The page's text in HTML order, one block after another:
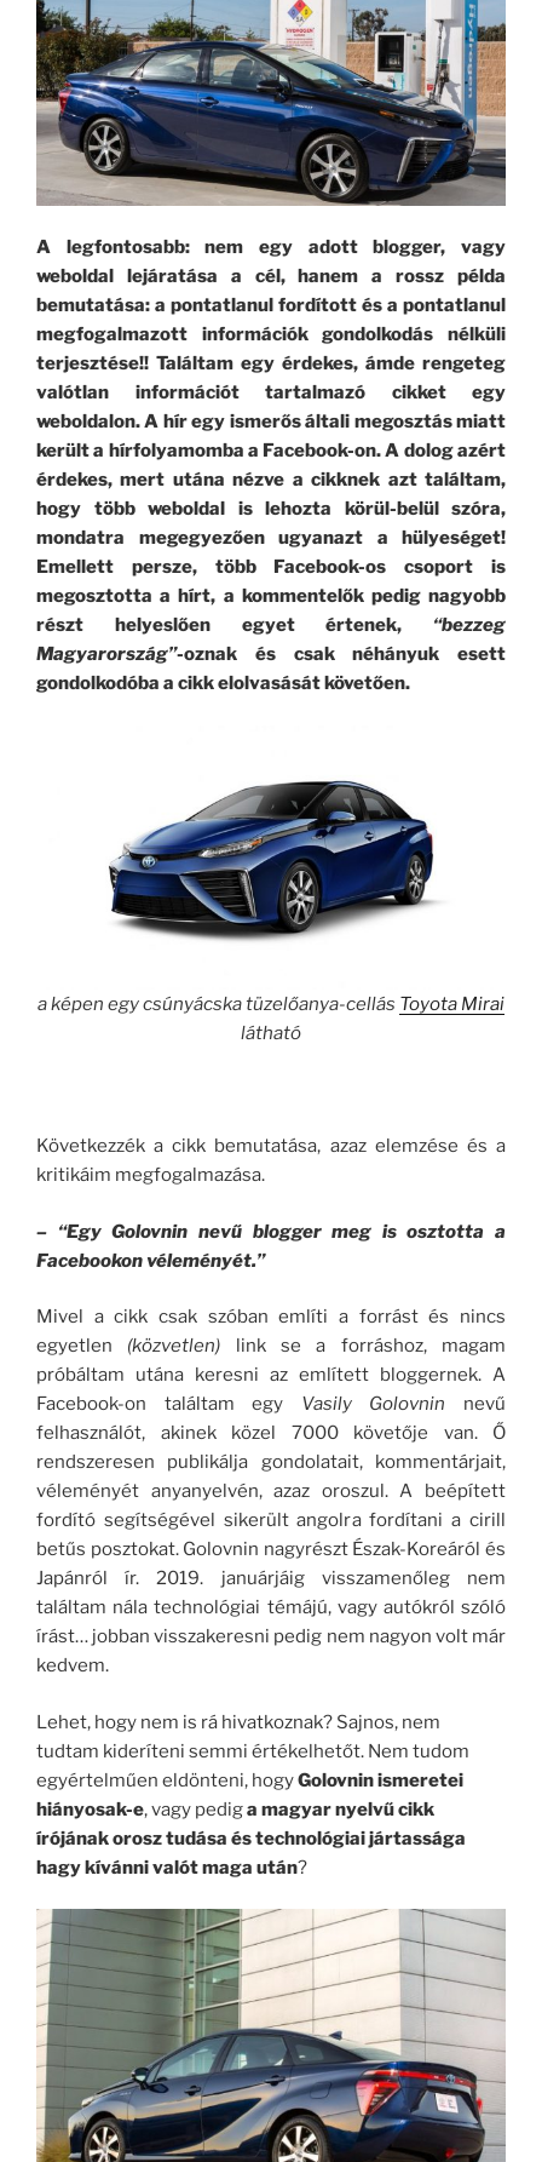
A legfontosabb: nem egy adott blogger, vagy
weboldal lejáratása a cél, hanem a rossz példa
bemutatása: a pontatlanul fordított és a pontatlanul
megfogalmazott információk gondolkodás nélküli
terjesztése!! Találtam egy érdekes, ámde rengeteg
valótlan információt tartalmazó cikket egy
weboldalon. A hír egy ismerős általi megosztás miatt
került a hírfolyamomba a Facebook-on. A dolog azért
érdekes, mert utána nézve a cikknek azt találtam,
hogy több weboldal is lehozta körül-belül szóra,
mondatra megegyezően ugyanazt a hülyeséget!
Emellett persze, több Facebook-os csoport is
megosztotta a hírt, a kommentelők pedig nagyobb
részt helyeslően egyet értenek, “bezzeg
Magyarország”-oznak és csak néhányuk esett
gondolkodóba a cikk elolvasását követően.
a képen egy csúnyácska tüzelőanya-cellás Toyota Mirai
látható
Következzék a cikk bemutatása, azaz elemzése és a
kritikáim megfogalmazása.
– “Egy Golovnin nevű blogger meg is osztotta a
Facebookon véleményét.”
Mivel a cikk csak szóban említi a forrást és nincs
egyetlen (közvetlen) link se a forráshoz, magam
próbáltam utána keresni az említett bloggernek. A
Facebook-on találtam egy Vasily Golovnin nevű
felhasználót, akinek közel 7000 követője van. Ő
rendszeresen publikálja gondolatait, kommentárjait,
véleményét anyanyelvén, azaz oroszul. A beépített
fordító segítségével sikerült angolra fordítani a cirill
betűs posztokat. Golovnin nagyrészt Észak-Koreáról és
Japánról ír. 2019. januárjáig visszamenőleg nem
találtam nála technológiai témájú, vagy autókról szóló
írást… jobban visszakeresni pedig nem nagyon volt már
kedvem.
Lehet, hogy nem is rá hivatkoznak? Sajnos, nem
tudtam kideríteni semmi értékelhetőt. Nem tudom
egyértelműen eldönteni, hogyGolovnin ismeretei
hiányosak-e, vagy pediga magyar nyelvű cikk
írójának orosz tudása és technológiai jártassága
hagy kívánni valót maga után?